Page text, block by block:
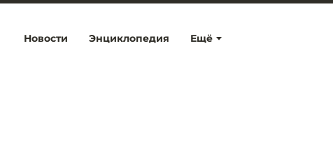
Ещё
Новости Энциклопедия